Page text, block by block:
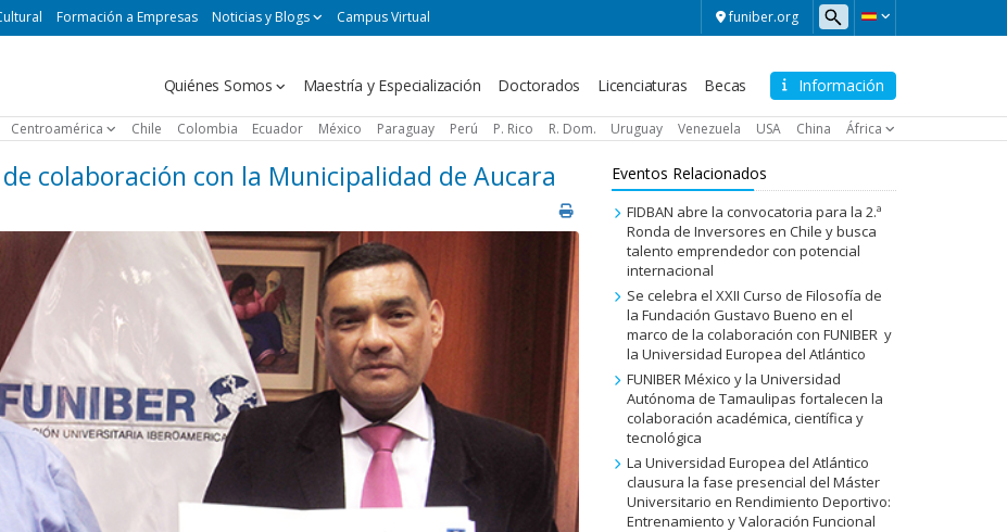
funiber.org
Formación a Empresas Noticias y Blogs Campus Virtual
Información
Navegación
Quiénes Somos Maestría y Especialización Doctorados Licenciaturas Becas
Centroamérica Chile Colombia Ecuador México Paraguay Perú P. Rico R. Dom. Uruguay Venezuela USA China África
colaboración con la Municipalidad de Aucara Eventos Relacionados
FIDBAN abre la convocatoria para la 2.ª
Ronda de Inversores en Chile y busca
talento emprendedor con potencial
internacional
Se celebra el XXII Curso de Filosofía de
la Fundación Gustavo Bueno en el
marco de la colaboración con FUNIBER y
la Universidad Europea del Atlántico
FUNIBER México y la Universidad
Autónoma de Tamaulipas fortalecen la
colaboración académica, científica y
tecnológica
La Universidad Europea del Atlántico
clausura la fase presencial del Máster
Universitario en Rendimiento Deportivo:
Entrenamiento y Valoración Funcional